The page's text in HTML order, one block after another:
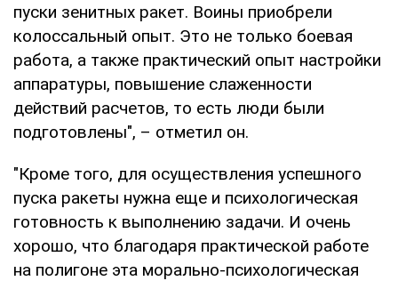
пуски зенитных ракет. Воины приобрели
колоссальный опыт. Это не только боевая
работа, а также практический опыт настройки
аппаратуры, повышение слаженности
действий расчетов, то есть люди были
подготовлены", – отметил он.
"Кроме того, для осуществления успешного
пуска ракеты нужна еще и психологическая
готовность к выполнению задачи. И очень
хорошо, что благодаря практической работе
на полигоне эта морально-психологическая